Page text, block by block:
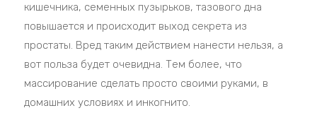
кишечника, семенных пузырьков, тазового дна
повышается и происходит выход секрета из
простаты. Вред таким действием нанести нельзя, а
вот польза будет очевидна. Тем более, что
массирование сделать просто своими руками, в
домашних условиях и инкогнито.